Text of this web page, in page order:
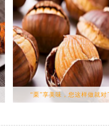
“栗”享美味，您这样做就对